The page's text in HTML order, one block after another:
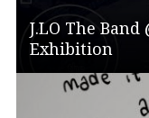
J.LO The Band
Exhibition